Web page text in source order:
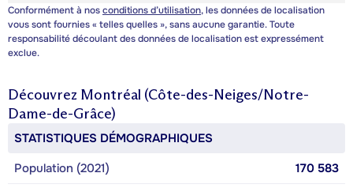
Conformément à nosconditions d’utilisation, les données de localisation
vous sont fournies « telles quelles », sans aucune garantie. Toute
responsabilité découlant des données de localisation est expressément
exclue.
Découvrez Montréal (Côte-des-Neiges/Notre-
Dame-de-Grâce)
STATISTIQUES DÉMOGRAPHIQUES
Population (2021)
170 583